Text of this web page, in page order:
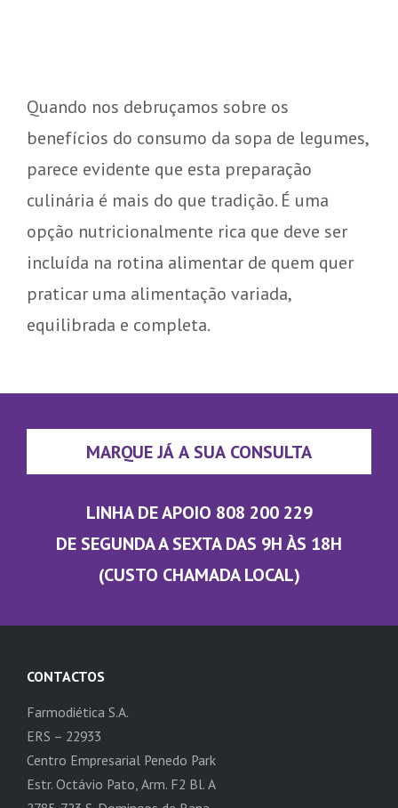
Quando nos debruçamos sobre os
benefícios do consumo da sopa de legumes,
parece evidente que esta preparação
culinária é mais do que tradição. É uma
opção nutricionalmente rica que deve ser
incluída na rotina alimentar de quem quer
praticar uma alimentação variada,
equilibrada e completa.
MARQUE JÁ A SUA CONSULTA
LINHA DE APOIO 808 200 229
DE SEGUNDA A SEXTA DAS 9H ÀS 18H
(CUSTO CHAMADA LOCAL)
CONTACTOS
Farmodiética S.A.
ERS – 22933
Centro Empresarial Penedo Park
Estr. Octávio Pato, Arm. F2 Bl. A